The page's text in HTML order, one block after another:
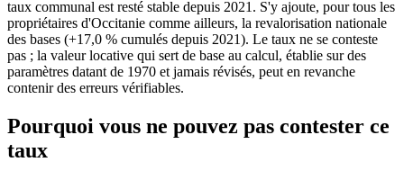
taux communal est resté stable depuis 2021. S'y ajoute, pour tous les
propriétaires d'Occitanie comme ailleurs, la revalorisation nationale
des bases (+17,0 % cumulés depuis 2021). Le taux ne se conteste
pas ; la valeur locative qui sert de base au calcul, établie sur des
paramètres datant de 1970 et jamais révisés, peut en revanche
contenir des erreurs vérifiables.
Pourquoi vous ne pouvez pas contester ce
taux